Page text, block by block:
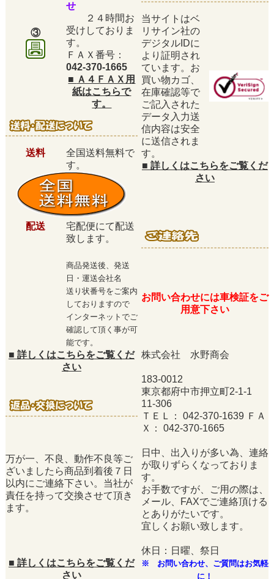
③
せ
２４時間お
受けしておりま
す。
ＦＡＸ番号：
042-370-1665
当サイトはベ
リサイン社の
デジタルIDに
より証明され
ています。お
買い物カゴ、
在庫確認等で
ご記入された
データ入力送
信内容は安全
に送信されま
す。
■ 詳しくはこちらをご覧くだ
さい
■ Ａ４ＦＡＸ用
紙はこちらで
す。
送料
全国送料無料で
す。
配送
宅配便にて配送
致します。
商品発送後、発送
日・運送会社名
送り状番号をご案内
しておりますので
インターネットでご
確認して頂く事が可
能です。
お問い合わせには車検証をご
用意下さい
■ 詳しくはこちらをご覧くだ
さい
株式会社 水野商会
183-0012
東京都府中市押立町2-1-1
11-306
ＴＥＬ： 042-370-1639 ＦＡ
Ｘ： 042-370-1665
日中、出入りが多い為、連絡
が取りずらくなっておりま
す。
お手数ですが、ご用の際は、
メール、FAXでご連絡頂ける
とありがたいです。
宜しくお願い致します。
休日：日曜、祭日
万が一、不良、動作不良等ご
ざいましたら商品到着後７日
以内にご連絡下さい。当社が
責任を持って交換させて頂き
ます。
■ 詳しくはこちらをご覧くだ
さい
※ お問い合わせ、ご質問はお気軽
に！